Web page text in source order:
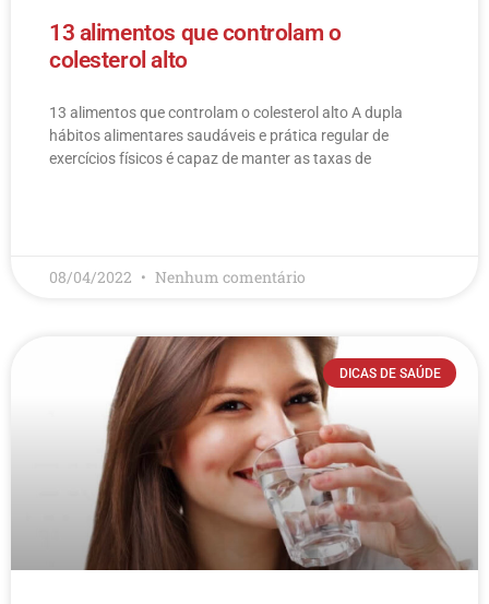
13 alimentos que controlam o
colesterol alto
13 alimentos que controlam o colesterol alto​ A dupla
hábitos alimentares saudáveis e prática regular de
exercícios físicos é capaz de manter as taxas de
08/04/2022 Nenhum comentário
DICAS DE SAÚDE